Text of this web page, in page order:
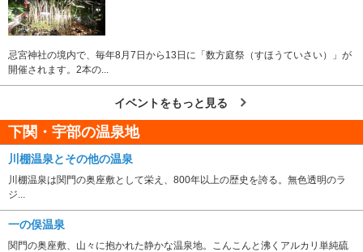
忌宮神社の境内で、毎年8月7日から13日に「数方庭祭（すほうていさい）」が
開催されます。2本の...
イベントをもっと見る
下関・宇部の温泉地
川棚温泉とその他の温泉
川棚温泉は関門の奥座敷として栄え、800年以上の歴史を誇る。無色透明のラ
ジ...
一の俣温泉
関門の奥座敷、山々に抱かれた静かな温泉地。こんこんと沸くアルカリ単純硫